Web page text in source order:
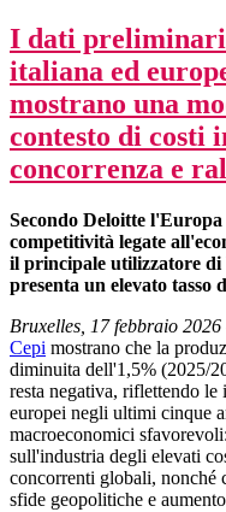
I dati preliminari
italiana ed
mostrano una
contesto di costi
concorrenza e
Secondo Deloitte l'Europa
competitività legate
il principale utilizzatore di
presenta un elevato
Bruxelles, 17 febbraio 2026
Cepi mostrano che la
diminuita dell'1,5% (2025/
resta negativa, riflettendo
europei negli ultimi cinque
macroeconomici
sull'industria degli elevati
concorrenti globali, nonché
sfide geopolitiche e